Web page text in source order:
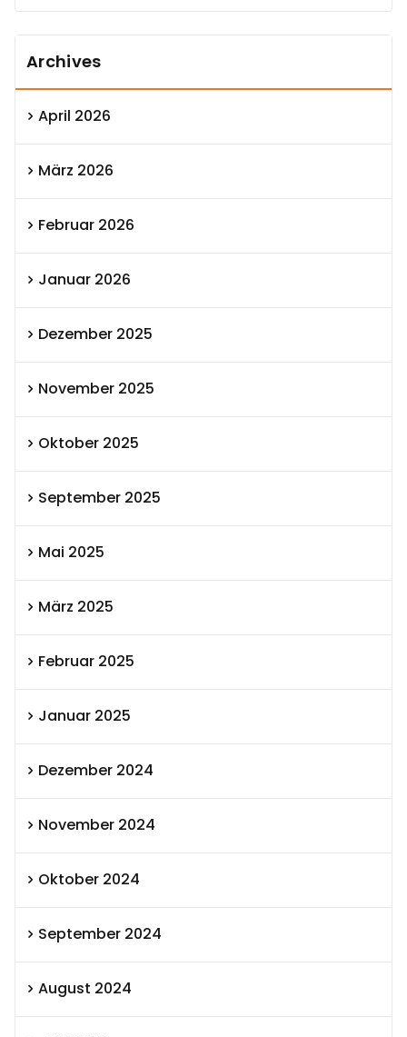
Archives
April 2026
März 2026
Februar 2026
Januar 2026
Dezember 2025
November 2025
Oktober 2025
September 2025
Mai 2025
März 2025
Februar 2025
Januar 2025
Dezember 2024
November 2024
Oktober 2024
September 2024
August 2024